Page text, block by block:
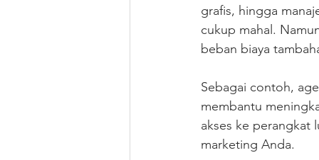
grafis, hingga
cukup mahal.
beban biaya
Sebagai contoh,
membantu
akses ke perangkat
marketing Anda.